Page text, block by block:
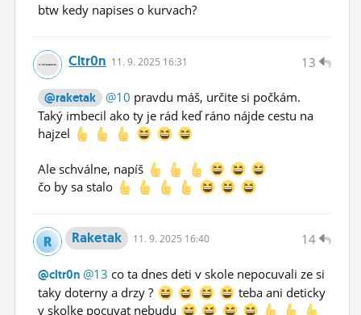
btw kedy napises o kurvach?
13
Cltr0n 11. 9. 2025 16:31
@raketak @10 pravdu máš, určite si počkám.
Taký imbecil ako ty je rád keď ráno nájde cestu na
hajzel
Ale schválne, napíš
čo by sa stalo
14
Raketak 11. 9. 2025 16:40
@cltr0n @13 co ta dnes deti v skole nepocuvali ze si
taky doterny a drzy ?
teba ani deticky
v skolke pocuvat nebudu